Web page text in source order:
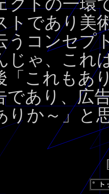
クトの一環
トであり美
うコンセプ
じゃ、これ
「これもあ
であり、広
りか～」と